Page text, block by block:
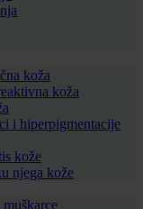
koža
koža
i hiperpigmentacije
kože
njega kože